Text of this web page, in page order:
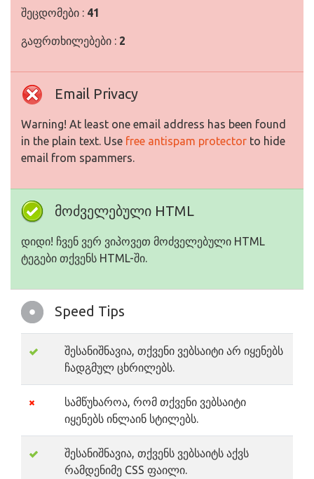
შეცდომები : 41
გაფრთხილებები : 2
Email Privacy
Warning! At least one email address has been found
in the plain text. Use free antispam protector to hide
email from spammers.
მოძველებული HTML
დიდი! ჩვენ ვერ ვიპოვეთ მოძველებული HTML
ტეგები თქვენს HTML-ში.
Speed Tips
შესანიშნავია, თქვენი ვებსაიტი არ იყენებს
ჩადგმულ ცხრილებს.
სამწუხაროა, რომ თქვენი ვებსაიტი
იყენებს ინლაინ სტილებს.
შესანიშნავია, თქვენს ვებსაიტს აქვს
რამდენიმე CSS ფაილი.